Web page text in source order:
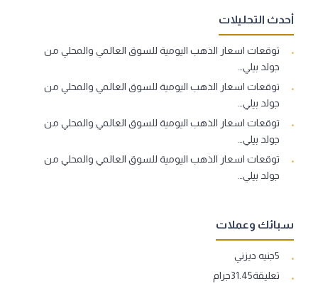
أحدث التحليلات
توقعات اسعار الذهب اليومية للسوق العالمي والمحلي من
جولد بيلي…
توقعات اسعار الذهب اليومية للسوق العالمي والمحلي من
جولد بيلي…
توقعات اسعار الذهب اليومية للسوق العالمي والمحلي من
جولد بيلي…
توقعات اسعار الذهب اليومية للسوق العالمي والمحلي من
جولد بيلي…
سبائك وعملات
5جنيه ديزني
تعليقة31.45جرام